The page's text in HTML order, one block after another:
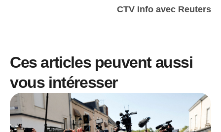
CTV Info avec Reuters
Ces articles peuvent aussi
vous intéresser